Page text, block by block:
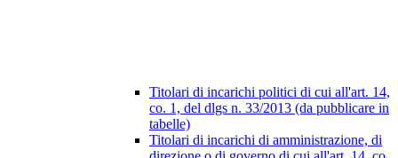
Titolari di incarichi politici di cui all'art. 14,
co. 1, del dlgs n. 33/2013 (da pubblicare in
tabelle)
Titolari di incarichi di amministrazione, di